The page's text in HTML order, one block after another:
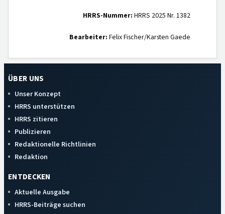
HRRS-Nummer: HRRS 2025 Nr. 1382
Bearbeiter: Felix Fischer/Karsten Gaede
ÜBER UNS
Unser Konzept
HRRS unterstützen
HRRS zitieren
Publizieren
Redaktionelle Richtlinien
Redaktion
ENTDECKEN
Aktuelle Ausgabe
HRRS-Beiträge suchen